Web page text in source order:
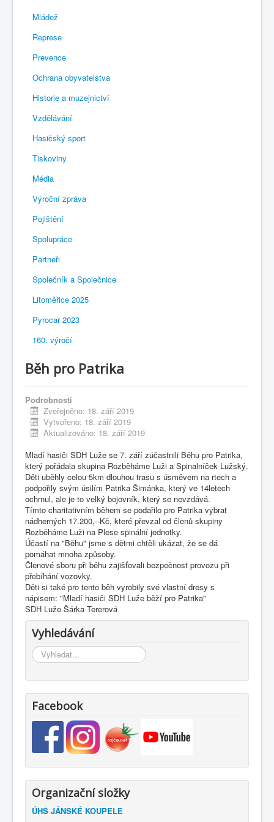
Mládež
Represe
Prevence
Ochrana obyvatelstva
Historie a muzejnictví
Vzdělávání
Hasičský sport
Tiskoviny
Média
Výroční zpráva
Pojištění
Spolupráce
Partneři
Společník a Společnice
Litoměřice 2025
Pyrocar 2023
160. výročí
Běh pro Patrika
Podrobnosti
Zveřejněno: 18. září 2019
Vytvořeno: 18. září 2019
Aktualizováno: 18. září 2019
Mladí hasiči SDH Luže se 7. září zúčastnili Běhu pro Patrika,
který pořádala skupina Rozběháme Luži a Spinalníček Lužský.
Děti uběhly celou 5km dlouhou trasu s úsměvem na rtech a
podpořily svým úsilím Patrika Šimánka, který ve 14letech
ochrnul, ale je to velký bojovník, který se nevzdává.
Tímto charitativním během se podařilo pro Patrika vybrat
nádherných 17.200,--Kč, které převzal od členů skupiny
Rozběháme Luži na Plese spinální jednotky.
Účastí na "Běhu" jsme s dětmi chtěli ukázat, že se dá
pomáhat mnoha způsoby.
Členové sboru při běhu zajišťovali bezpečnost provozu při
přebíhání vozovky.
Děti si také pro tento běh vyrobily své vlastní dresy s
nápisem: "Mladí hasiči SDH Luže běží pro Patrika"
SDH Luže Šárka Tererová
Vyhledávání
Vyhledávání...
Facebook
Organizační složky
ÚHŠ JÁNSKÉ KOUPELE